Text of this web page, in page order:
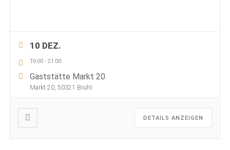
10 DEZ.
19:00 -21:00
Gaststätte Markt 20
Markt 20, 50321 Brühl
DETAILS ANZEIGEN